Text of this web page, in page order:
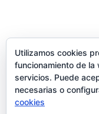
Utilizamos cookies
funcionamiento de la
servicios. Puede
necesarias o
cookies